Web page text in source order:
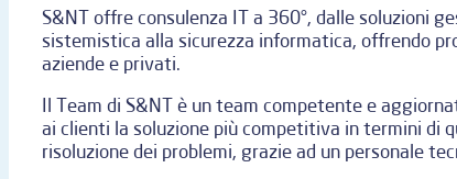
S&NT offre consulenza IT a 360°, dalle soluzioni
sistemistica alla sicurezza informatica, offrendo
aziende e privati.
Il Team di S&NT è un team competente e
ai clienti la soluzione più competitiva in termini di
risoluzione dei problemi, grazie ad un personale